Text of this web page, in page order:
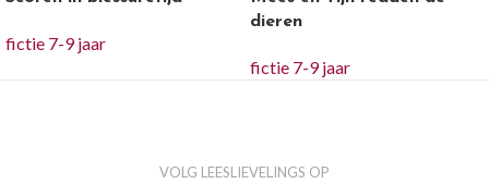
fictie 7-9 jaar
dieren
fictie 7-9 jaar
VOLG LEESLIEVELINGS OP